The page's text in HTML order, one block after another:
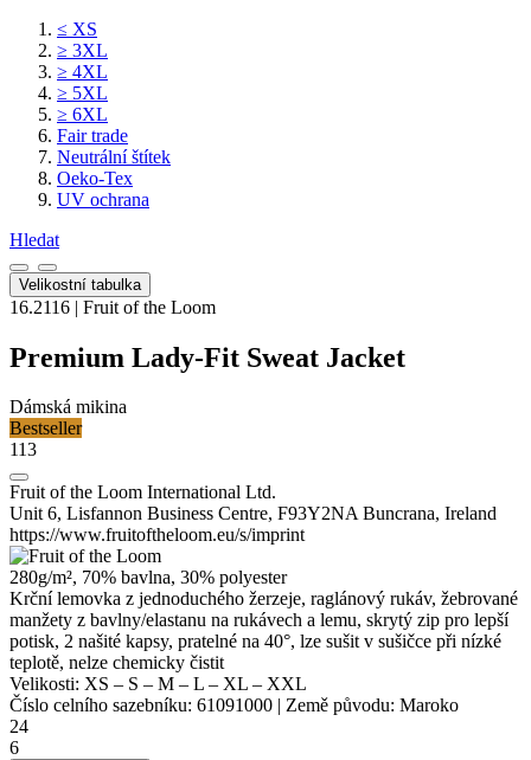
≤ XS
≥ 3XL
≥ 4XL
≥ 5XL
≥ 6XL
Fair trade
Neutrální štítek
Oeko-Tex
UV ochrana
Hledat
Velikostní tabulka
16.2116 | Fruit of the Loom
Premium Lady-Fit Sweat Jacket
Dámská mikina
Bestseller
113
Fruit of the Loom International Ltd.
Unit 6, Lisfannon Business Centre, F93Y2NA Buncrana, Ireland
https://www.fruitoftheloom.eu/s/imprint
280g/m², 70% bavlna, 30% polyester
Krční lemovka z jednoduchého žerzeje, raglánový rukáv, žebrované
manžety z bavlny/elastanu na rukávech a lemu, skrytý zip pro lepší
potisk, 2 našité kapsy, pratelné na 40°, lze sušit v sušičce při nízké
teplotě, nelze chemicky čistit
Velikosti: XS – S – M – L – XL – XXL
Číslo celního sazebníku: 61091000 | Země původu: Maroko
24
6